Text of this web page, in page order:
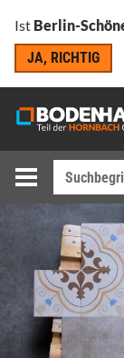
Ist Berlin-
JA, RICHTIG